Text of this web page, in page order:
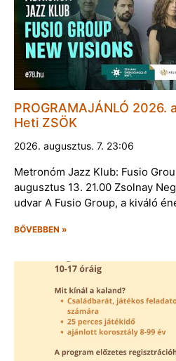
PROGRAMAJÁNLÓ 2026.
Heti ZSÖK
2026. augusztus. 7. 23:06
Metronóm Jazz Klub: Fusio
augusztus 13. 21.00 Zsolnay
udvar A Fusio Group, a kiváló
BŐVEBBEN »